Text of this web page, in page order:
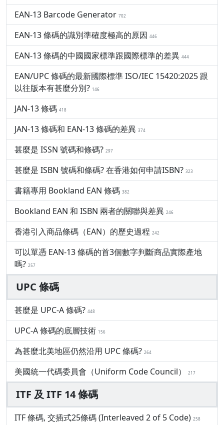
EAN-13 Barcode Generator 702
EAN-13 條碼的識別準確度極高的原因 446
EAN-13 條碼的中國國家標準跟國際標準的差異 444
EAN/UPC 條碼的最新國際標準 ISO/IEC 15420:2025 跟
以往版本有甚麼分別? 146
JAN-13 條碼 418
JAN-13 條碼和 EAN-13 條碼的差異 374
甚麼是 ISSN 號碼和條碼? 297
甚麼是 ISBN 號碼和條碼? 在香港如何申請ISBN? 323
書籍專用 Bookland EAN 條碼 382
Bookland EAN 和 ISBN 兩者的關聯與差異 246
香港引入商品條碼（EAN）的歷史過程 242
可以單憑 EAN-13 條碼的首3個數字判斷商品實際產地
嗎? 257
UPC 條碼
甚麼是 UPC-A 條碼? 448
UPC-A 條碼的底層技術 156
為甚麼北美地區仍然沿用 UPC 條碼? 264
美國統一代碼委員會（Uniform Code Council） 217
ITF 及 ITF 14 條碼
ITF 條碼, 交插式25條碼 (Interleaved 2 of 5 Code) 258